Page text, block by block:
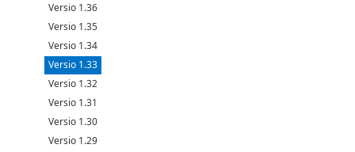
Versio 1.36
Versio 1.35
Versio 1.34
Versio 1.33
Versio 1.32
Versio 1.31
Versio 1.30
Versio 1.29